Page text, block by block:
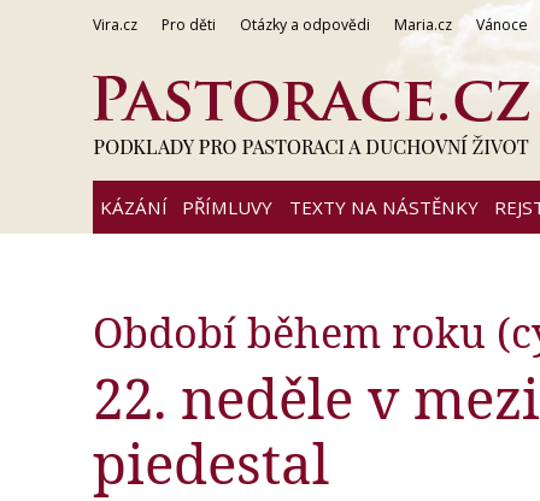
Vira.cz Pro děti Otázky a odpovědi Maria.cz Vánoce
KÁZÁNÍ PŘÍMLUVY TEXTY NA NÁSTĚNKY
Období během roku
22. neděle v
piedestal